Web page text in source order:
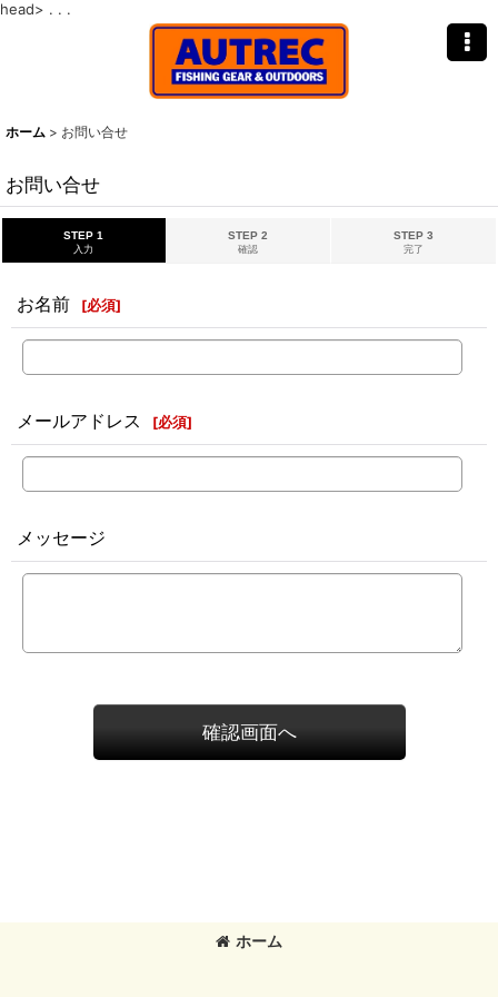
head> . . .
ホーム > お問い合せ
お問い合せ
STEP 1
入力
STEP 2
確認
STEP 3
完了
お名前 [必須]
メールアドレス [必須]
メッセージ
確認画面へ
ホーム